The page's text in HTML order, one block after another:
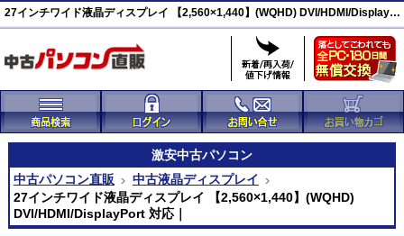
27インチワイド液晶ディスプレイ 【2,560×1,440】(WQHD) DVI/HDMI/DisplayPort 対応 激安(43329)
激安中古パソコン
中古パソコン直販
中古液晶ディスプレイ
27インチワイド液晶ディスプレイ 【2,560×1,440】(WQHD)
DVI/HDMI/DisplayPort 対応｜